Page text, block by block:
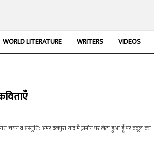
WORLD LITERATURE WRITERS VIDEOS
चयन व प्रस्तुति: अमर दलपुरा याद मैं ज़मीन पर लेटा हुआ हूँ पर बबूल का